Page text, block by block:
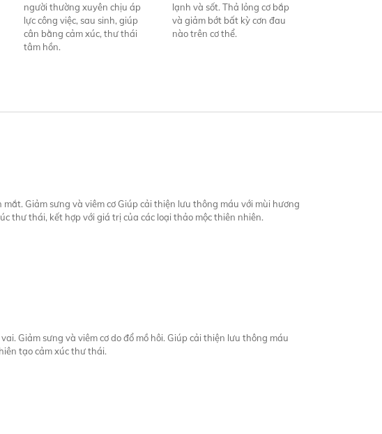
người thường xuyên chịu áp
lực công việc, sau sinh, giúp
cân bằng cảm xúc, thư thái
tâm hồn.
lạnh và sốt. Thả lỏng cơ bắp
và giảm bớt bất kỳ cơn đau
nào trên cơ thể.
mắt. Giảm sưng và viêm cơ Giúp cải thiện lưu thông máu với mùi hương
thư thái, kết hợp với giá trị của các loại thảo mộc thiên nhiên.
Giảm sưng và viêm cơ do đổ mồ hôi. Giúp cải thiện lưu thông máu
tạo cảm xúc thư thái.